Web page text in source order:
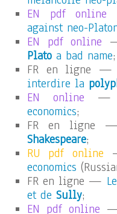
EN pdf online
against neo-
EN pdf online
Plato a bad name;
FR en ligne —
interdire la
EN online —
economics;
FR en ligne
Shakespeare;
RU pdf online
economics
FR en ligne —
et de Sully;
EN pdf online